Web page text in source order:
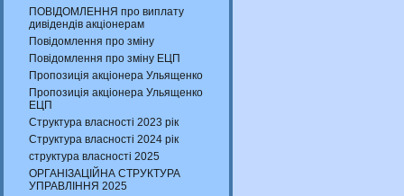
ПОВІДОМЛЕННЯ про виплату
дивідендів акціонерам
Повідомлення про зміну
Повідомлення про зміну ЕЦП
Пропозиція акціонера Ульященко
Пропозиція акціонера Ульященко
ЕЦП
Структура власності 2023 рік
Структура власності 2024 рік
структура власності 2025
ОРГАНІЗАЦІЙНА СТРУКТУРА
УПРАВЛІННЯ 2025